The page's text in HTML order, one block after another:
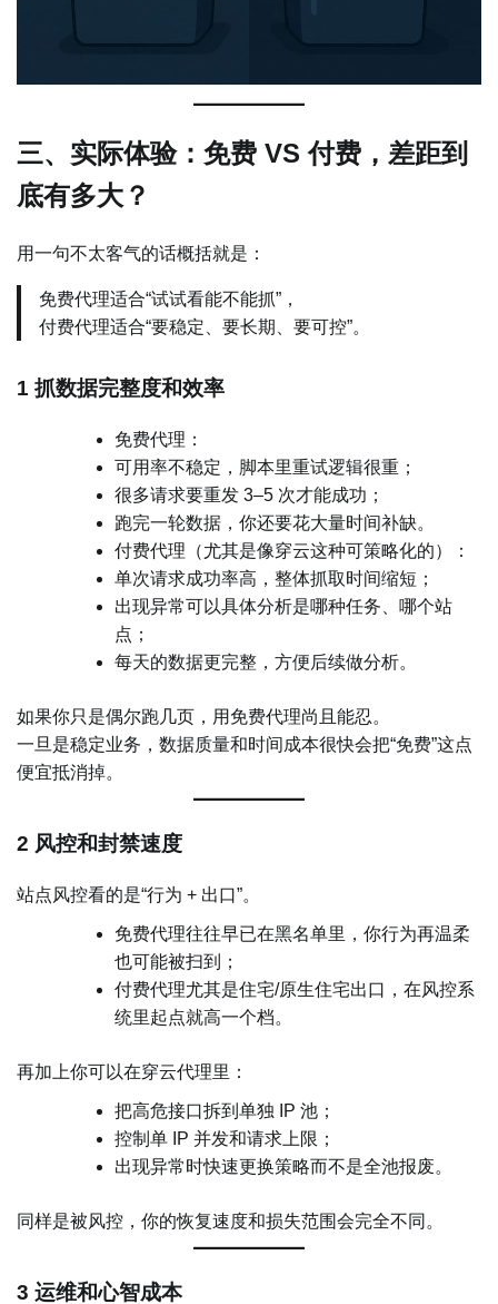
三、实际体验：免费 VS 付费，差距到
底有多大？
用一句不太客气的话概括就是：
免费代理适合“试试看能不能抓”，
付费代理适合“要稳定、要长期、要可控”。
1 抓数据完整度和效率
免费代理：
可用率不稳定，脚本里重试逻辑很重；
很多请求要重发 3–5 次才能成功；
跑完一轮数据，你还要花大量时间补缺。
付费代理（尤其是像穿云这种可策略化的）：
单次请求成功率高，整体抓取时间缩短；
出现异常可以具体分析是哪种任务、哪个站
点；
每天的数据更完整，方便后续做分析。
如果你只是偶尔跑几页，用免费代理尚且能忍。
一旦是稳定业务，数据质量和时间成本很快会把“免费”这点
便宜抵消掉。
2 风控和封禁速度
站点风控看的是“行为 + 出口”。
免费代理往往早已在黑名单里，你行为再温柔
也可能被扫到；
付费代理尤其是住宅/原生住宅出口，在风控系
统里起点就高一个档。
再加上你可以在穿云代理里：
把高危接口拆到单独 IP 池；
控制单 IP 并发和请求上限；
出现异常时快速更换策略而不是全池报废。
同样是被风控，你的恢复速度和损失范围会完全不同。
3 运维和心智成本